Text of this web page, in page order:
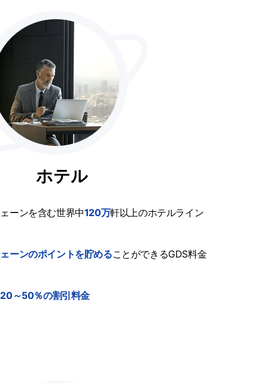
ホテル
ーンを含む世界中120万軒以上のホテルライン
ーンのポイントを貯めることができるGDS料金
20～50％の割引料金